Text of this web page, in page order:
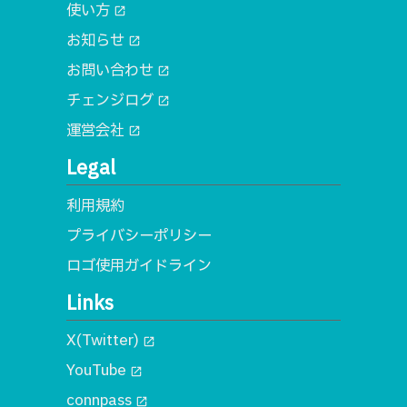
使い方 open_in_new
お知らせ open_in_new
お問い合わせ open_in_new
チェンジログ open_in_new
運営会社 open_in_new
Legal
利用規約
プライバシーポリシー
ロゴ使用ガイドライン
Links
X(Twitter) open_in_new
YouTube open_in_new
connpass open_in_new